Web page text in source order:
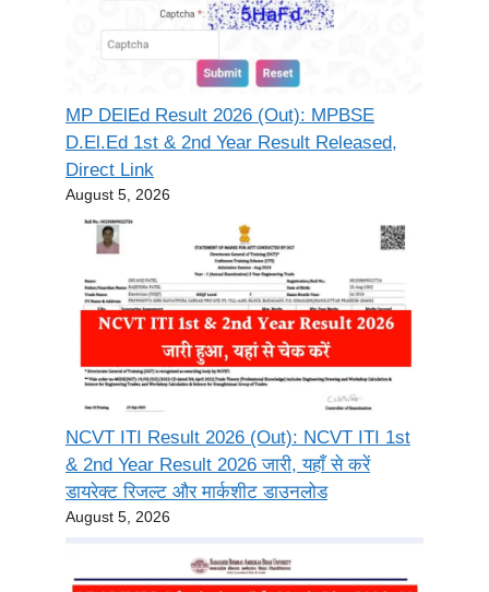
MP DElEd Result 2026 (Out): MPBSE
D.El.Ed 1st & 2nd Year Result Released,
Direct Link
August 5, 2026
NCVT ITI Result 2026 (Out): NCVT ITI 1st
& 2nd Year Result 2026 जारी, यहाँ से करें
डायरेक्ट रिजल्ट और मार्कशीट डाउनलोड
August 5, 2026